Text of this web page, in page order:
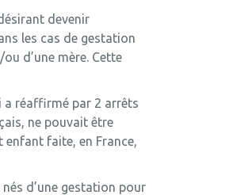
devenir
les cas de gestation
d’une mère. Cette
a réaffirmé par 2 arrêts
ne pouvait être
enfant faite, en France,
d’une gestation pour